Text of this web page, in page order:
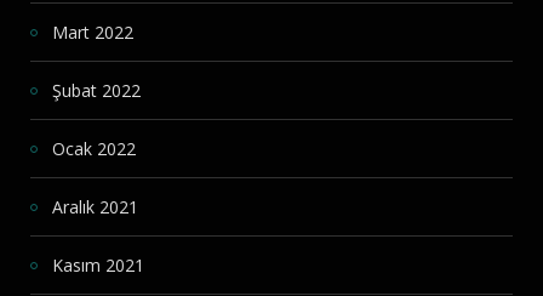
Mart 2022
Şubat 2022
Ocak 2022
Aralık 2021
Kasım 2021